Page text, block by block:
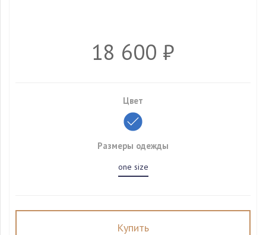
18 600 ₽
Цвет
Размеры одежды
one size
Купить